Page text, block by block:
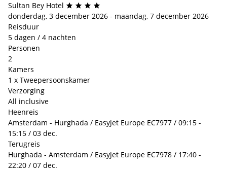
Sultan Bey Hotel
donderdag, 3 december 2026 - maandag, 7 december 2026
Reisduur
5 dagen / 4 nachten
Personen
2
Kamers
1 x Tweepersoonskamer
Verzorging
All inclusive
Heenreis
Amsterdam - Hurghada / EasyJet Europe EC7977 / 09:15 -
15:15 / 03 dec.
Terugreis
Hurghada - Amsterdam / EasyJet Europe EC7978 / 17:40 -
22:20 / 07 dec.